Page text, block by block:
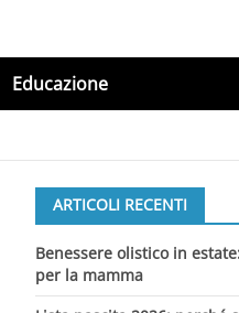
Educazione
ARTICOLI RECENTI
Benessere olistico in
per la mamma